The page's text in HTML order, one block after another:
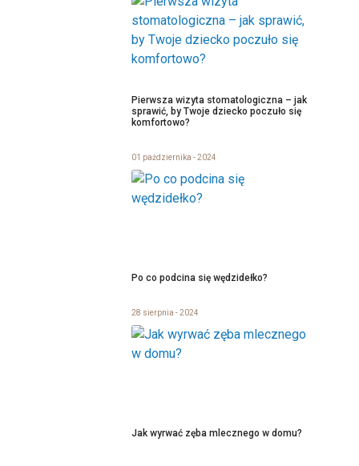
Pierwsza wizyta stomatologiczna – jak
sprawić, by Twoje dziecko poczuło się
komfortowo?
01 października - 2024
Po co podcina się wędzidełko?
28 sierpnia - 2024
Jak wyrwać zęba mlecznego w domu?